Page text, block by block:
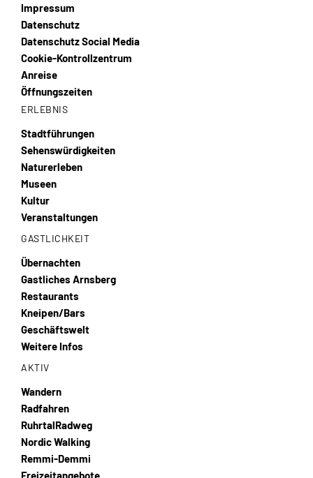
Impressum
Datenschutz
Datenschutz Social Media
Cookie-Kontrollzentrum
Anreise
Öffnungszeiten
ERLEBNIS
Stadtführungen
Sehenswürdigkeiten
Naturerleben
Museen
Kultur
Veranstaltungen
GASTLICHKEIT
Übernachten
Gastliches Arnsberg
Restaurants
Kneipen/Bars
Geschäftswelt
Weitere Infos
AKTIV
Wandern
Radfahren
RuhrtalRadweg
Nordic Walking
Remmi-Demmi
Freizeitangebote